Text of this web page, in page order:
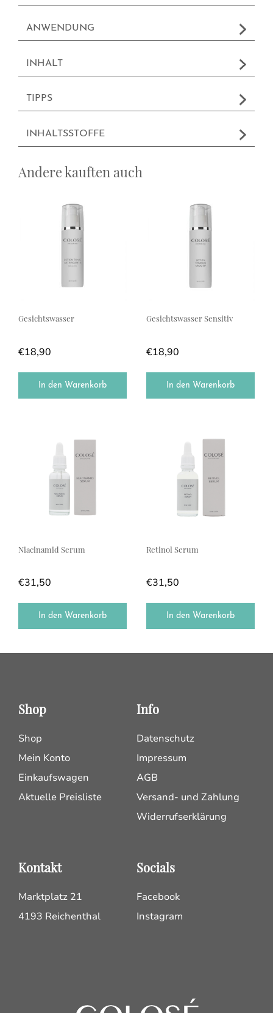
ANWENDUNG
INHALT
TIPPS
INHALTSSTOFFE
Andere kauften auch
Gesichtswasser
€18,90
In den Warenkorb
Gesichtswasser Sensitiv
€18,90
In den Warenkorb
Niacinamid Serum
€31,50
In den Warenkorb
Retinol Serum
€31,50
In den Warenkorb
Shop
Shop
Mein Konto
Einkaufswagen
Aktuelle Preisliste
Info
Datenschutz
Impressum
AGB
Versand- und Zahlung
Widerrufserklärung
Kontakt
Marktplatz 21
4193 Reichenthal
Socials
Facebook
Instagram